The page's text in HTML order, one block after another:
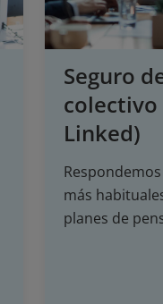
Seguro
Linked)
más
planes de